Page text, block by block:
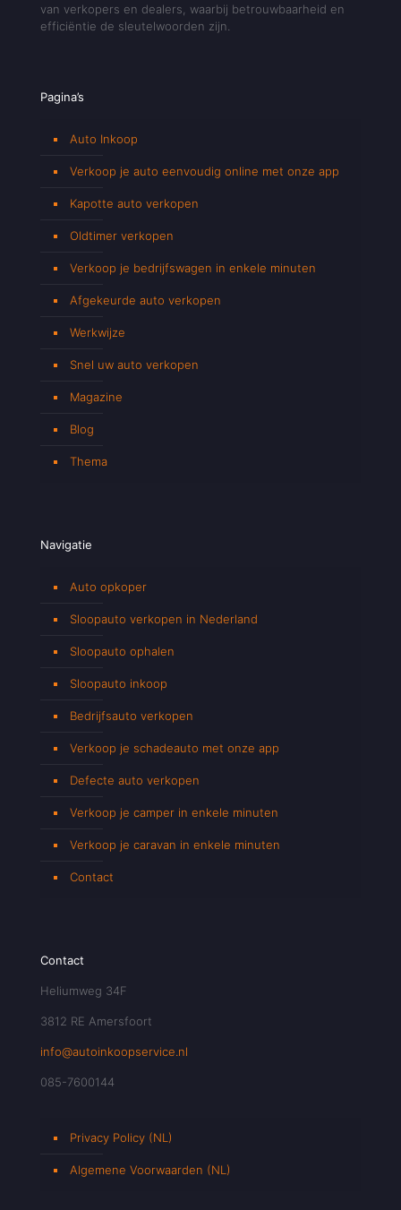
van verkopers en dealers, waarbij betrouwbaarheid en
efficiëntie de sleutelwoorden zijn.
Pagina’s
Auto Inkoop
Verkoop je auto eenvoudig online met onze app
Kapotte auto verkopen
Oldtimer verkopen
Verkoop je bedrijfswagen in enkele minuten
Afgekeurde auto verkopen
Werkwijze
Snel uw auto verkopen
Magazine
Blog
Thema
Navigatie
Auto opkoper
Sloopauto verkopen in Nederland
Sloopauto ophalen
Sloopauto inkoop
Bedrijfsauto verkopen
Verkoop je schadeauto met onze app
Defecte auto verkopen
Verkoop je camper in enkele minuten
Verkoop je caravan in enkele minuten
Contact
Contact
Heliumweg 34F
3812 RE Amersfoort
info@autoinkoopservice.nl
085-7600144
Privacy Policy (NL)
Algemene Voorwaarden (NL)